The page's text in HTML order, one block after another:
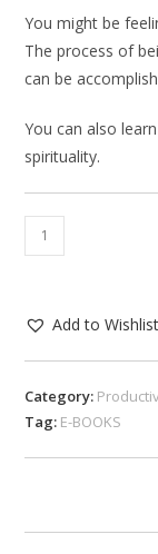
You might be
The process of
can be
You can also
spirituality.
Add to Wishlist
Category:
Tag: E-BOOKS